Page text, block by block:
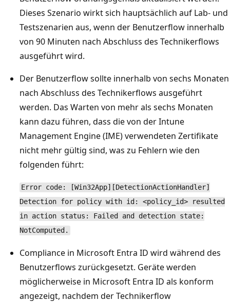
Dieses Szenario wirkt sich hauptsächlich auf Lab- und
Testszenarien aus, wenn der Benutzerflow innerhalb
von 90 Minuten nach Abschluss des Technikerflows
ausgeführt wird.
Der Benutzerflow sollte innerhalb von sechs Monaten
nach Abschluss des Technikerflows ausgeführt
werden. Das Warten von mehr als sechs Monaten
kann dazu führen, dass die von der Intune
Management Engine (IME) verwendeten Zertifikate
nicht mehr gültig sind, was zu Fehlern wie den
folgenden führt:
Error code: [Win32App][DetectionActionHandler]
Detection for policy with id: <policy_id> resulted
in action status: Failed and detection state:
NotComputed.
Compliance in Microsoft Entra ID wird während des
Benutzerflows zurückgesetzt. Geräte werden
möglicherweise in Microsoft Entra ID als konform
angezeigt, nachdem der Technikerflow